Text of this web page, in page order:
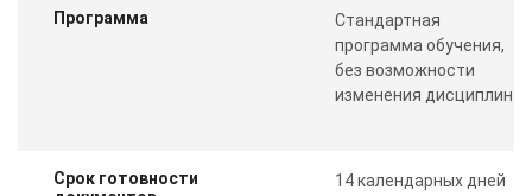
Программа
Стандартная
программа обучения,
без возможности
изменения дисциплин
Срок готовности
14 календарных дней